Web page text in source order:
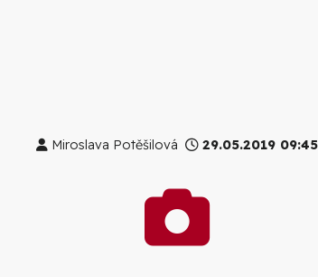
Miroslava Potěšilová 29.05.2019 09:45